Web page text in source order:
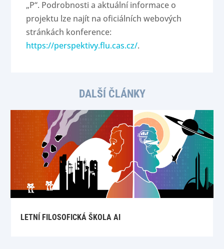
„P“. Podrobnosti a aktuální informace o
projektu lze najít na oficiálních webových
stránkách konference:
https://perspektivy.flu.cas.cz/.
DALŠÍ ČLÁNKY
LETNÍ FILOSOFICKÁ ŠKOLA AI